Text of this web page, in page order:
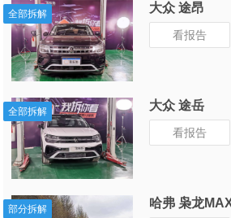
全部拆解 捷途 捷途大圣
看报告
部分拆解 吉利 帝豪
看报告
全部拆解 大众 凌渡L